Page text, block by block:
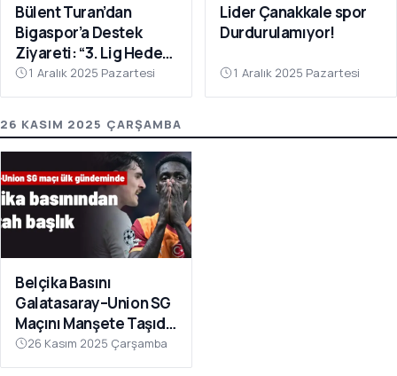
Bülent Turan’dan
Bigaspor’a Destek
Ziyareti: “3. Lig Hedefi
Çok Yakın”
1 Aralık 2025 Pazartesi
Lider Çanakkale spor
Durdurulamıyor!
1 Aralık 2025 Pazartesi
26 KASIM 2025 ÇARŞAMBA
Belçika Basını
Galatasaray–Union SG
Maçını Manşete Taşıdı:
“50 Bin Türk’ü
Susturdular”
26 Kasım 2025 Çarşamba